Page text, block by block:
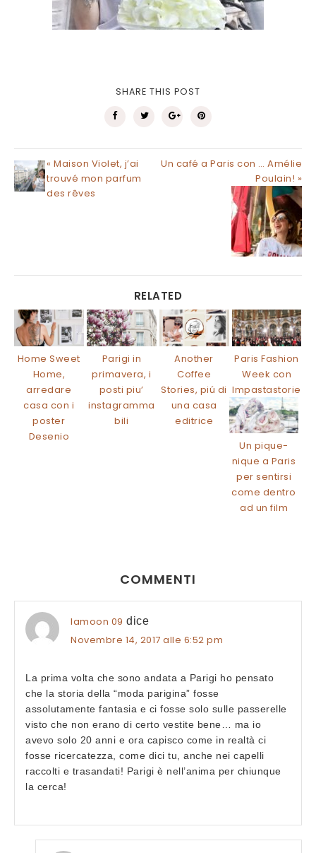
SHARE THIS POST
Un café a Paris con … Amélie
Poulain! »
« Maison Violet, j’ai
trouvé mon parfum
des rêves
RELATED
Home Sweet
Home,
arredare
casa con i
poster
Desenio
Parigi in
primavera, i
posti piu’
instagramma
bili
Another
Coffee
Stories, piú di
una casa
editrice
Paris Fashion
Week con
Impastastorie
Un pique-
nique a Paris
per sentirsi
come dentro
ad un film
COMMENTI
Iamoon 09 dice
Novembre 14, 2017 alle 6:52 pm
La prima volta che sono andata a Parigi ho pensato
che la storia della “moda parigina” fosse
assolutamente fantasia e ci fosse solo sulle passerelle
visto che non erano di certo vestite bene… ma io
avevo solo 20 anni e ora capisco come in realtà ci
fosse ricercatezza, come dici tu, anche nei capelli
raccolti e trasandati! Parigi è nell’anima per chiunque
la cerca!